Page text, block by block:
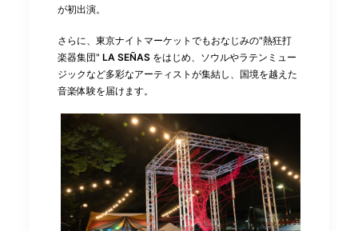
が初出演。
さらに、東京ナイトマーケットでもおなじみの"熱狂打
楽器集団" LA SEÑAS をはじめ、ソウルやラテンミュー
ジックなど多彩なアーティストが集結し、国境を越えた
音楽体験を届けます。